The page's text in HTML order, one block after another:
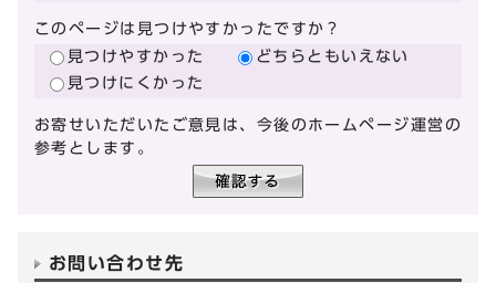
このページは見つけやすかったですか？
見つけやすかった
どちらともいえない
見つけにくかった
お寄せいただいたご意見は、今後のホームページ運営の
参考とします。
お問い合わせ先